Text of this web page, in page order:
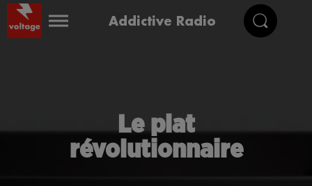
Addictive Radio
Le plat
révolutionnaire